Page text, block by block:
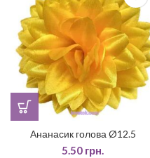
Ананасик голова Ø12.5
5.50 грн.